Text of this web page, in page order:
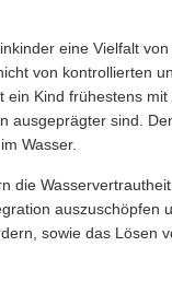
eine Vielfalt
von kontrollierten
Kind frühestens
ausgeprägter sind.
Wasser.
die
auszuschöpfen
sowie das Lösen